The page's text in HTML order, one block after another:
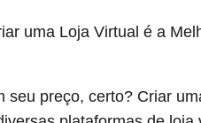
seu preço, certo? Criar